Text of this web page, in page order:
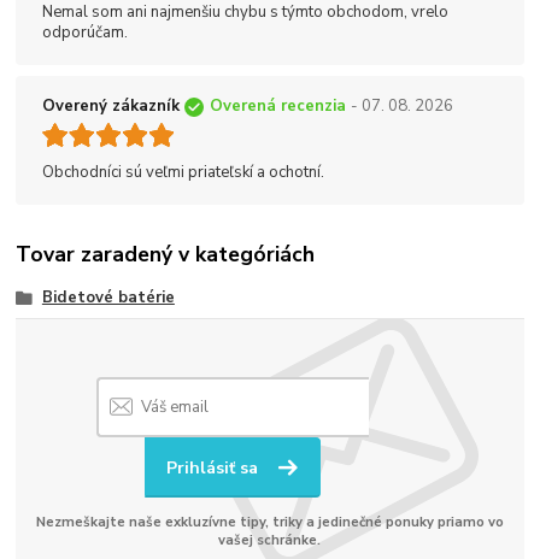
Nemal som ani najmenšiu chybu s týmto obchodom, vrelo
odporúčam.
Overený zákazník Overená recenzia - 07. 08. 2026
Obchodníci sú veľmi priateľskí a ochotní.
Tovar zaradený v kategóriách
Bidetové batérie
Prihlásiť sa
Nezmeškajte naše exkluzívne tipy, triky a jedinečné ponuky priamo vo
vašej schránke.